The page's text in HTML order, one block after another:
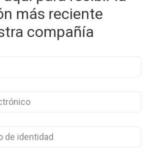
más reciente
compañía